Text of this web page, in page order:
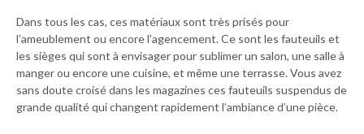
Dans tous les cas, ces matériaux sont très prisés pour
l’ameublement ou encore l’agencement. Ce sont les fauteuils et
les sièges qui sont à envisager pour sublimer un salon, une salle à
manger ou encore une cuisine, et même une terrasse. Vous avez
sans doute croisé dans les magazines ces fauteuils suspendus de
grande qualité qui changent rapidement l’ambiance d’une pièce.